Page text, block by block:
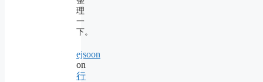
理
一
下。
ejsoon
on
行